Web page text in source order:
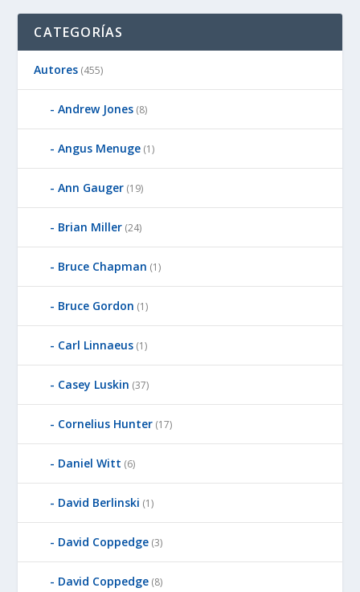
CATEGORÍAS
Autores (455)
Andrew Jones (8)
Angus Menuge (1)
Ann Gauger (19)
Brian Miller (24)
Bruce Chapman (1)
Bruce Gordon (1)
Carl Linnaeus (1)
Casey Luskin (37)
Cornelius Hunter (17)
Daniel Witt (6)
David Berlinski (1)
David Coppedge (3)
David Coppedge (8)